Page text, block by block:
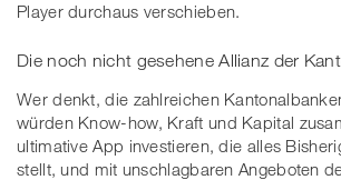
Player durchaus verschieben.
Die noch nicht gesehene Allianz der
Wer denkt, die zahlreichen
würden Know-how, Kraft und Kapital
ultimative App investieren, die alles
stellt, und mit unschlagbaren Angeboten